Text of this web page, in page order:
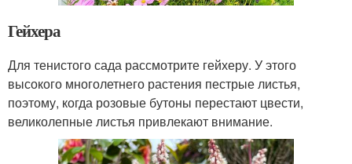
Гейхера
Для тенистого сада рассмотрите гейхеру. У этого
высокого многолетнего растения пестрые листья,
поэтому, когда розовые бутоны перестают цвести,
великолепные листья привлекают внимание.